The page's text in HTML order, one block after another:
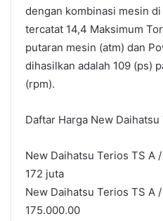
dengan kombinasi mesin di
tercatat 14,4 Maksimum
putaran mesin (atm) dan
dihasilkan adalah 109 (ps)
(rpm).
Daftar Harga New
New Daihatsu Terios TS A
172 juta
New Daihatsu Terios TS A
175.000.00